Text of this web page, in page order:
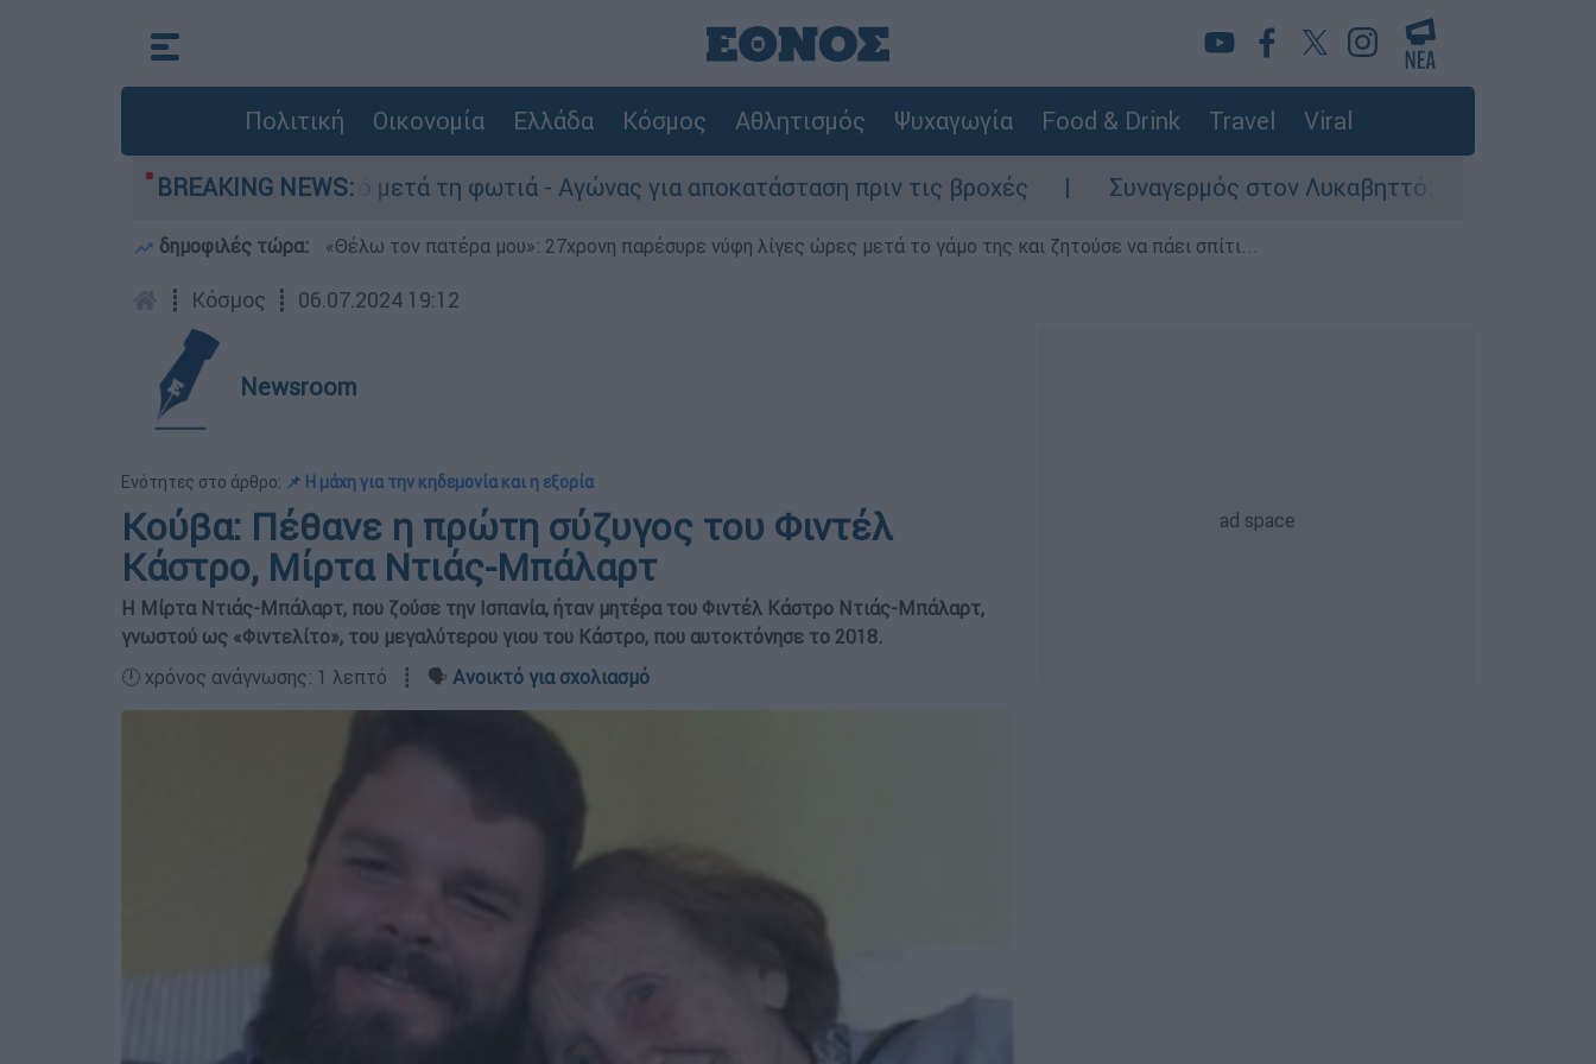
Πολιτική Οικονομία Ελλάδα Κόσμος Αθλητισμός Ψυχαγωγία Food & Drink Travel Viral
BREAKING NEWS:
στο Πόρτο Γερμανό μετά τη φωτιά - Αγώνας για αποκατάσταση πριν τις βροχές Συναγερμός στον Λυκαβηττό: Σορός σε
δημοφιλές τώρα: «Θέλω τον πατέρα μου»: 27χρονη παρέσυρε νύφη λίγες ώρες μετά το γάμο της και ζητούσε να πάει σπίτι...
┋ Κόσμος ┋ 06.07.2024 19:12
Newsroom
Ενότητες στο άρθρο: 📌 Η μάχη για την κηδεμονία και η εξορία
Κούβα: Πέθανε η πρώτη σύζυγος του Φιντέλ
Κάστρο, Μίρτα Ντιάς-Μπάλαρτ
Η Μίρτα Ντιάς-Μπάλαρτ, που ζούσε την Ισπανία, ήταν μητέρα του Φιντέλ Κάστρο Ντιάς-Μπάλαρτ,
γνωστού ως «Φιντελίτο», του μεγαλύτερου γιου του Κάστρο, που αυτοκτόνησε το 2018.
🕛 χρόνος ανάγνωσης: 1 λεπτό ┋ 🗣️ Ανοικτό για σχολιασμό